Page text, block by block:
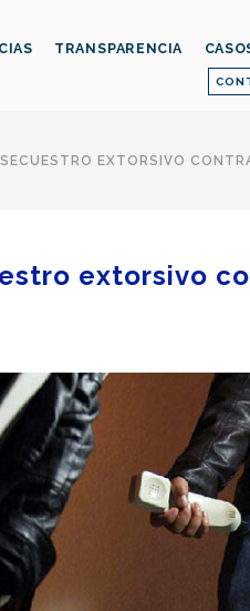
TRANSPARENCIA
EXTORSIVO
extorsivo